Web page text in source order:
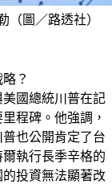
？
國總統川普在記
程碑。他強調，
也公開肯定了台
執行長季辛格的